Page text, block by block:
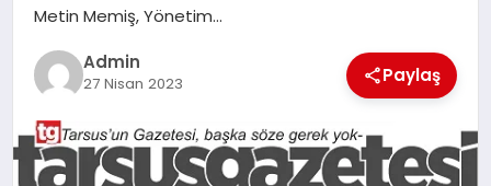
İLETIŞIM
Metin Memiş, Yönetim…
Admin
27 Nisan 2023 Paylaş